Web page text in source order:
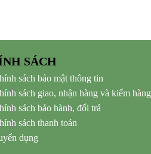
SÁCH
sách bảo mật thông tin
sách giao, nhận hàng và kiểm hàng
sách bảo hành, đổi trả
sách thanh toán
dụng